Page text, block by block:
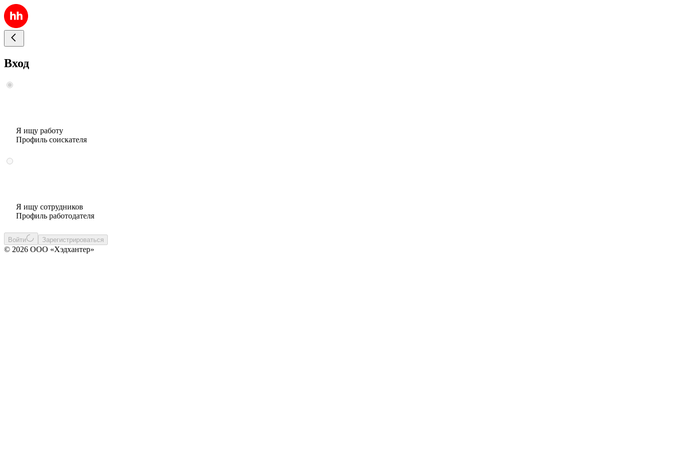
Вход
Я ищу работу
Профиль соискателя
Я ищу сотрудников
Профиль работодателя
Войти Зарегистрироваться
© 2026 ООО «Хэдхантер»